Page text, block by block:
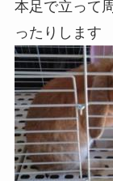
本足で立って
ったりします